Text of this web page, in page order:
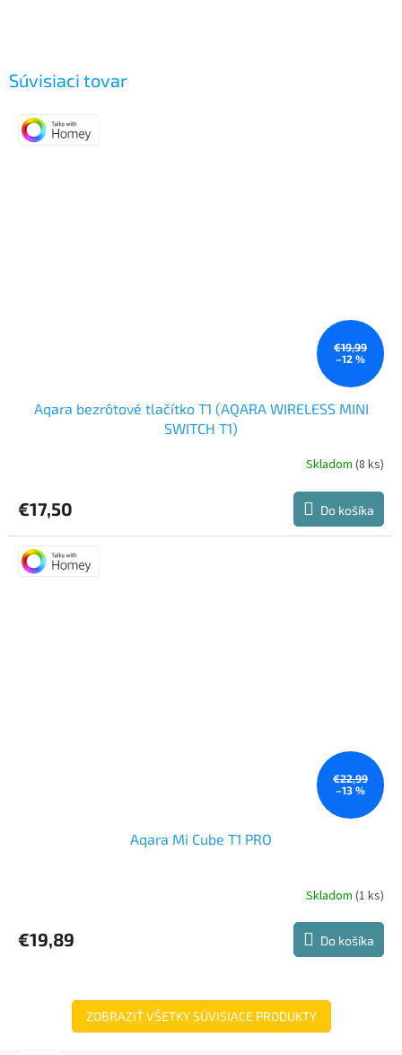
Súvisiaci tovar
€19,99
–12 %
Aqara bezrôtové tlačítko T1 (AQARA WIRELESS MINI
SWITCH T1)
produktu
je
5,0
z
5
Skladom(8 ks)
€17,50 Do košíka
€22,99
–13 %
Aqara Mi Cube T1 PRO
Skladom (1 ks)
€19,89 Do košíka
ZOBRAZIŤ VŠETKY SÚVISIACE PRODUKTY